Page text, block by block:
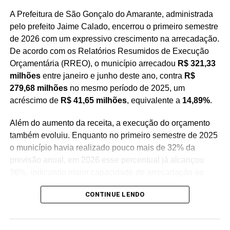
A Prefeitura de São Gonçalo do Amarante, administrada
pelo prefeito Jaime Calado, encerrou o primeiro semestre
de 2026 com um expressivo crescimento na arrecadação.
De acordo com os Relatórios Resumidos de Execução
Orçamentária (RREO), o município arrecadou R$ 321,33
milhõesentre janeiro e junho deste ano, contra R$
279,68 milhõesno mesmo período de 2025, um
acréscimo de R$ 41,65 milhões, equivalente a 14,89%.
Além do aumento da receita, a execução do orçamento
também evoluiu. Enquanto no primeiro semestre de 2025
o município havia realizado pouco mais de 32% da
previsão anual, em 2026 esse percentual já alcançou
longo do exercício.
aumento das transferências de capital, especialmente
CONTINUE LENDO